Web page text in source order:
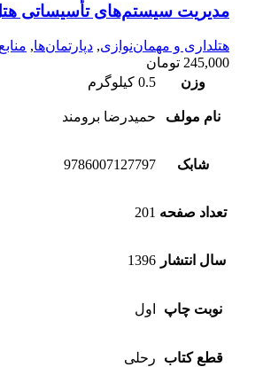
مدیریت سیستم‌‌های تأسیساتی
هتلداری و مهمان‌نوازی, دپارتمان‌ها,
245,000 تومان
وزن
0.5 کیلوگرم
نام مولف حمیدرضا برومند
شابک 9786007127797
تعداد صفحه 201
سال انتشار 1396
نوبت چاپ اول
قطع کتاب رحلی